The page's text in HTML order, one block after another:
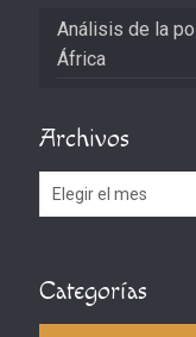
Análisis de la
África
Archivos
Archivos
Categorías